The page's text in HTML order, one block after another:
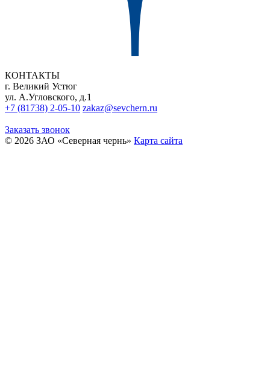
КОНТАКТЫ
г. Великий Устюг
ул. А.Угловского, д.1
+7 (81738) 2-05-10 zakaz@sevchern.ru
Заказать звонок
© 2026 ЗАО «Северная чернь» Карта сайта